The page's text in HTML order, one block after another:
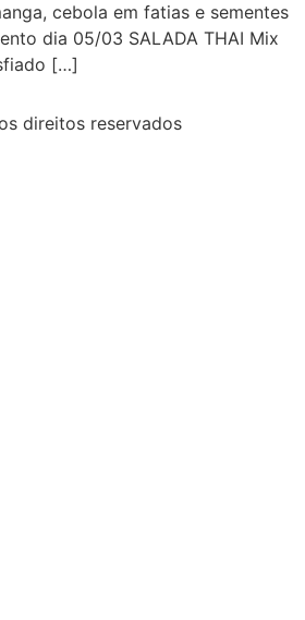
cebola em fatias e sementes
dia 05/03 SALADA THAI Mix
[…]
direitos reservados